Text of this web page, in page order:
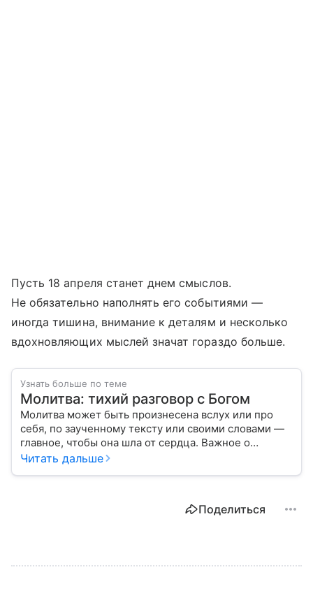
Пусть 18 апреля станет днем смыслов.
Не обязательно наполнять его событиями —
иногда тишина, внимание к деталям и несколько
вдохновляющих мыслей значат гораздо больше.
Узнать больше по теме
Молитва: тихий разговор с Богом
Молитва может быть произнесена вслух или про
себя, по заученному тексту или своими словами —
главное, чтобы она шла от сердца. Важное о
значении молитв — в нашем материале.
Читать дальше
Поделиться